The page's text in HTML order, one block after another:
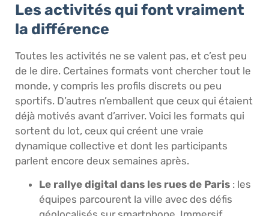
Les activités qui font vraiment
la différence
Toutes les activités ne se valent pas, et c’est peu
de le dire. Certaines formats vont chercher tout le
monde, y compris les profils discrets ou peu
sportifs. D’autres n’emballent que ceux qui étaient
déjà motivés avant d’arriver. Voici les formats qui
sortent du lot, ceux qui créent une vraie
dynamique collective et dont les participants
parlent encore deux semaines après.
Le rallye digital dans les rues de Paris : les
équipes parcourent la ville avec des défis